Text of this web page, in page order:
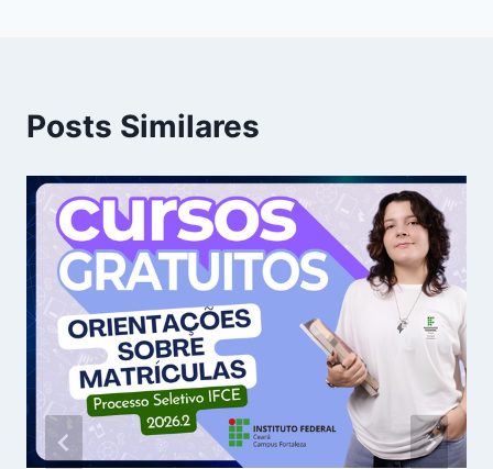
Posts Similares